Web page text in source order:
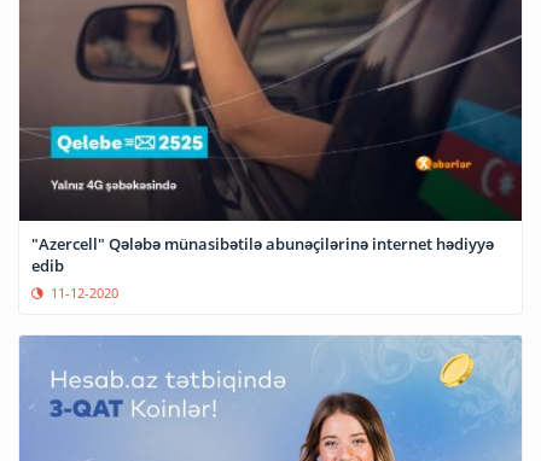
"Azercell" Qələbə münasibətilə abunəçilərinə internet hədiyyə
edib
11-12-2020